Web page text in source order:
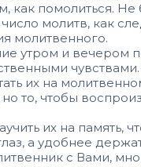
как помолиться.
молитв, как
молитвенного.
утром и вечером
их на
то, чтобы
их на
а удобнее
с Вами,